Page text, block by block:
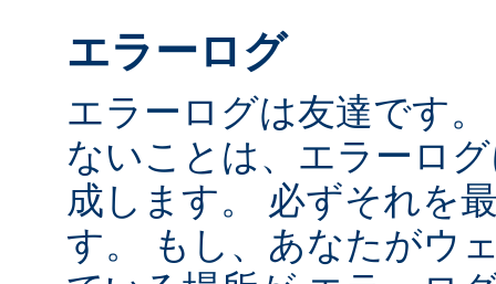
エラーログ
エラーログは友達です
ないことは、エラーロ
成します。 必ずそれを
す。 もし、あなたがウ